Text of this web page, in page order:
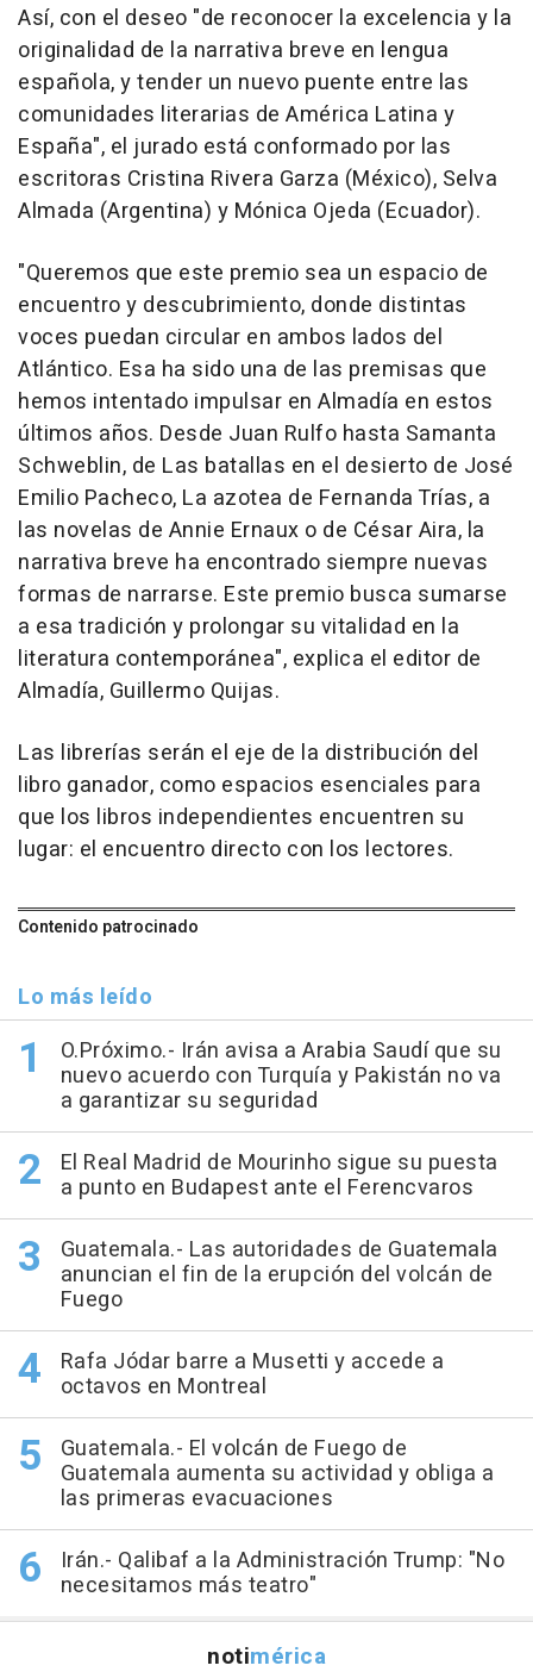
Así, con el deseo "de reconocer la excelencia y la
originalidad de la narrativa breve en lengua
española, y tender un nuevo puente entre las
comunidades literarias de América Latina y
España", el jurado está conformado por las
escritoras Cristina Rivera Garza (México), Selva
Almada (Argentina) y Mónica Ojeda (Ecuador).
"Queremos que este premio sea un espacio de
encuentro y descubrimiento, donde distintas
voces puedan circular en ambos lados del
Atlántico. Esa ha sido una de las premisas que
hemos intentado impulsar en Almadía en estos
últimos años. Desde Juan Rulfo hasta Samanta
Schweblin, de Las batallas en el desierto de José
Emilio Pacheco, La azotea de Fernanda Trías, a
las novelas de Annie Ernaux o de César Aira, la
narrativa breve ha encontrado siempre nuevas
formas de narrarse. Este premio busca sumarse
a esa tradición y prolongar su vitalidad en la
literatura contemporánea", explica el editor de
Almadía, Guillermo Quijas.
Las librerías serán el eje de la distribución del
libro ganador, como espacios esenciales para
que los libros independientes encuentren su
lugar: el encuentro directo con los lectores.
Contenido patrocinado
Lo más leído
O.Próximo.- Irán avisa a Arabia Saudí que su
nuevo acuerdo con Turquía y Pakistán no va
a garantizar su seguridad
El Real Madrid de Mourinho sigue su puesta
a punto en Budapest ante el Ferencvaros
Guatemala.- Las autoridades de Guatemala
anuncian el fin de la erupción del volcán de
Fuego
Rafa Jódar barre a Musetti y accede a
octavos en Montreal
Guatemala.- El volcán de Fuego de
Guatemala aumenta su actividad y obliga a
las primeras evacuaciones
Irán.- Qalibaf a la Administración Trump: "No
necesitamos más teatro"
notimérica